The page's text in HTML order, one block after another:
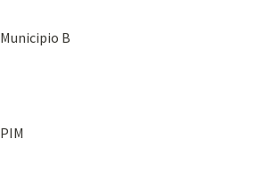
Municipio B
PIM